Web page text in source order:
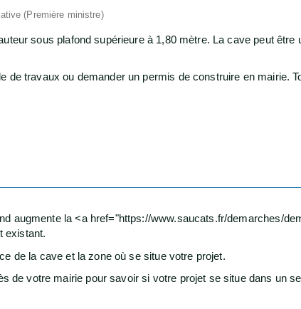
(Première ministre)
sous plafond supérieure à 1,80 mètre. La cave peut
de travaux ou demander un permis de construire en mairie.
augmente la <a href="https://www.saucats.fr/demarches/
existant.
de la cave et la zone où se situe votre projet.
de votre mairie pour savoir si votre projet se situe dans un